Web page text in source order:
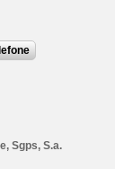
Sgps, S.a.